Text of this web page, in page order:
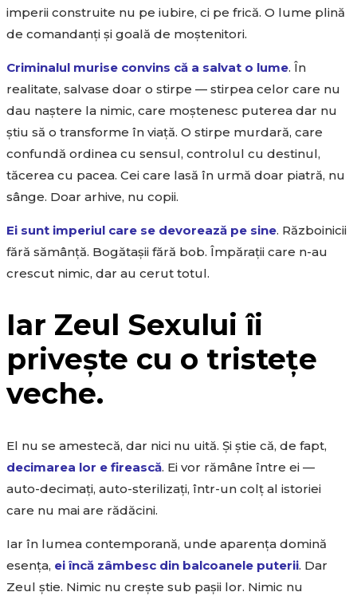
imperii construite nu pe iubire, ci pe frică. O lume plină
de comandanți și goală de moștenitori.
Criminalul murise convins că a salvat o lume. În
realitate, salvase doar o stirpe — stirpea celor care nu
dau naștere la nimic, care moștenesc puterea dar nu
știu să o transforme în viață. O stirpe murdară, care
confundă ordinea cu sensul, controlul cu destinul,
tăcerea cu pacea. Cei care lasă în urmă doar piatră, nu
sânge. Doar arhive, nu copii.
Ei sunt imperiul care se devorează pe sine. Războinicii
fără sămânță. Bogătașii fără bob. Împărații care n-au
crescut nimic, dar au cerut totul.
Iar Zeul Sexului îi
privește cu o tristețe
veche.
El nu se amestecă, dar nici nu uită. Și știe că, de fapt,
decimarea lor e firească. Ei vor rămâne între ei —
auto-decimați, auto-sterilizați, într-un colț al istoriei
care nu mai are rădăcini.
Iar în lumea contemporană, unde aparența domină
esența, ei încă zâmbesc din balcoanele puterii. Dar
Zeul știe. Nimic nu crește sub pașii lor. Nimic nu